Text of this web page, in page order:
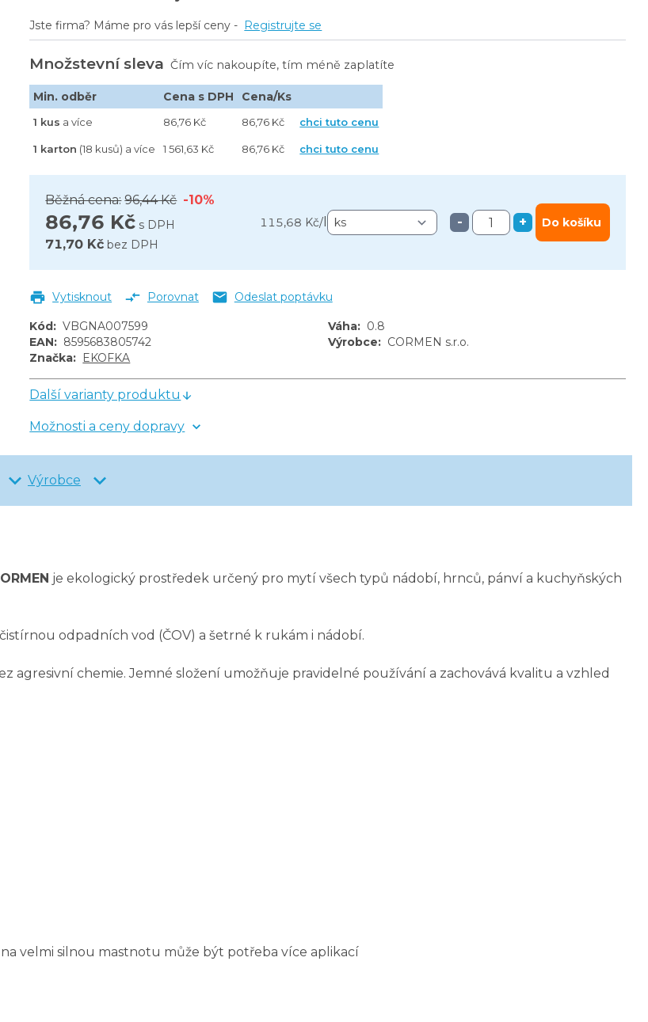
Běžná cena: 96,44 Kč -10%
86,76 Kč s DPH 115,68 Kč/
71,70 Kč bez DPH
- + Do košíku
Jste firma? Máme pro vás lepší ceny - Registrujte se
Množstevní sleva Čím víc nakoupíte, tím méně zaplatíte
Min. odběr Cena s DPH Cena/Ks
1 kus a více 86,76 Kč 86,76 Kč chci tuto cenu
1 karton (18 kusů) a více 1 561,63 Kč 86,76 Kč chci tuto cenu
Vytisknout Porovnat Odeslat poptávku
Kód: VBGNA007599 Váha: 0.8
EAN: 8595683805742 Výrobce: CORMEN s.r.o.
Značka: EKOFKA
Další varianty produktu
Možnosti a ceny dopravy
Výrobce
je ekologický prostředek určený pro mytí všech typů nádobí, hrnců, pánví a kuchyňských
odpadních vod (ČOV) a šetrné k rukám i nádobí.
agresivní chemie. Jemné složení umožňuje pravidelné používání a zachovává kvalitu a vzhled
velmi silnou mastnotu může být potřeba více aplikací